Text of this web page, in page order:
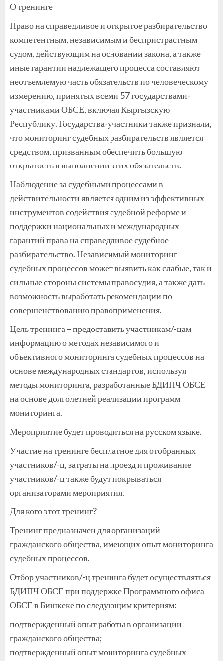
О тренинге
Право на справедливое и открытое разбирательство
компетентным, независимым и беспристрастным
судом, действующим на основании закона, а также
иные гарантии надлежащего процесса составляют
неотъемлемую часть обязательств по человеческому
измерению, принятых всеми 57 государствами-
участниками ОБСЕ, включая Кыргызскую
Республику. Государства-участники также признали,
что мониторинг судебных разбирательств является
средством, призванным обеспечить большую
открытость в выполнении этих обязательств.
Наблюдение за судебными процессами в
действительности является одним из эффективных
инструментов содействия судебной реформе и
поддержки национальных и международных
гарантий права на справедливое судебное
разбирательство. Независимый мониторинг
судебных процессов может выявить как слабые, так и
сильные стороны системы правосудия, а также дать
возможность выработать рекомендации по
совершенствованию правоприменения.
Цель тренинга – предоставить участникам/-цам
информацию о методах независимого и
объективного мониторинга судебных процессов на
основе международных стандартов, используя
методы мониторинга, разработанные БДИПЧ ОБСЕ
на основе долголетней реализации программ
мониторинга.
Мероприятие будет проводиться на русском языке.
Участие на тренинге бесплатное для отобранных
участников/-ц, затраты на проезд и проживание
участников/-ц также будут покрываться
организаторами мероприятия.
Для кого этот тренинг?
Тренинг предназначен для организаций
гражданского общества, имеющих опыт мониторинга
судебных процессов.
Отбор участников/-ц тренинга будет осуществляться
БДИПЧ ОБСЕ при поддержке Программного офиса
ОБСЕ в Бишкеке по следующим критериям:
подтвержденный опыт работы в организации
гражданского общества;
подтвержденный опыт мониторинга судебных